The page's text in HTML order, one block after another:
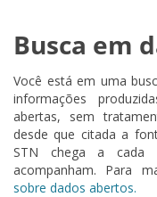
Busca em
Você está em uma
informações
abertas, sem
desde que citada a
STN chega a cada
acompanham. Para
sobre dados abertos.